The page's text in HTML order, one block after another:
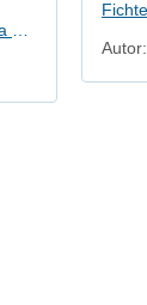
Autor: